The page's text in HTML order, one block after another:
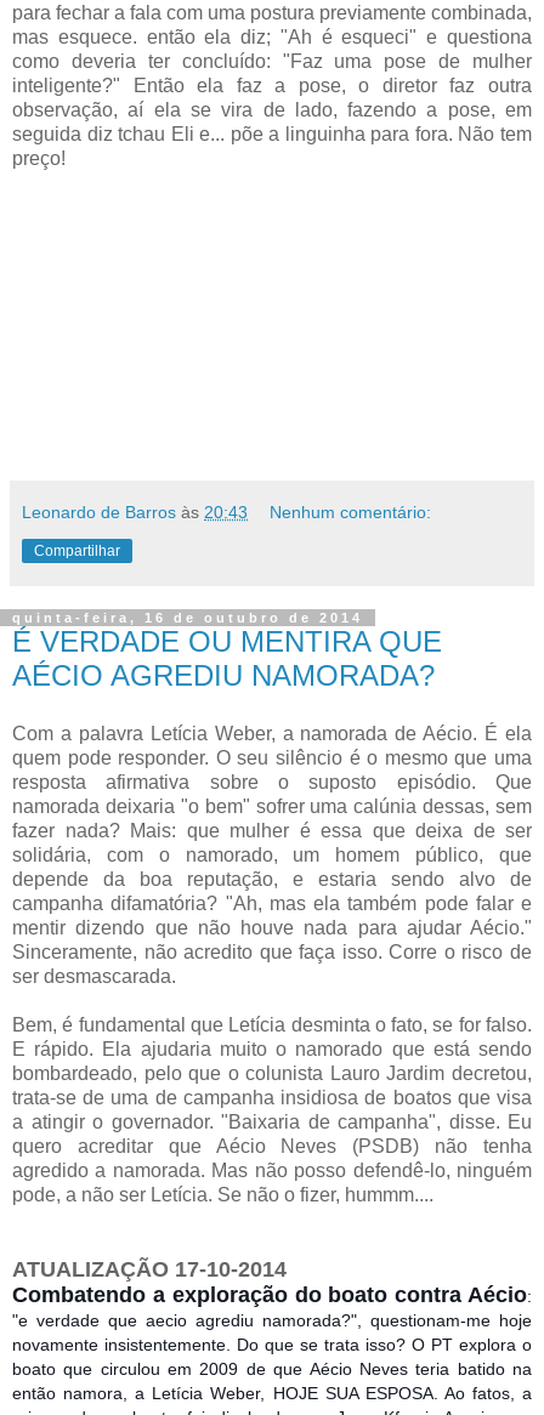
para fechar a fala com uma postura previamente combinada,
mas esquece. então ela diz; "Ah é esqueci" e questiona
como deveria ter concluído: "Faz uma pose de mulher
inteligente?" Então ela faz a pose, o diretor faz outra
observação, aí ela se vira de lado, fazendo a pose, em
seguida diz tchau Eli e... põe a linguinha para fora. Não tem
preço!
Leonardo de Barros às 20:43 Nenhum comentário:
Compartilhar
quinta-feira, 16 de outubro de 2014
É VERDADE OU MENTIRA QUE
AÉCIO AGREDIU NAMORADA?
Com a palavra Letícia Weber, a namorada de Aécio. É ela
quem pode responder. O seu silêncio é o mesmo que uma
resposta afirmativa sobre o suposto episódio. Que
namorada deixaria "o bem" sofrer uma calúnia dessas, sem
fazer nada? Mais: que mulher é essa que deixa de ser
solidária, com o namorado, um homem público, que
depende da boa reputação, e estaria sendo alvo de
campanha difamatória? "Ah, mas ela também pode falar e
mentir dizendo que não houve nada para ajudar Aécio."
Sinceramente, não acredito que faça isso. Corre o risco de
ser desmascarada.
Bem, é fundamental que Letícia desminta o fato, se for falso.
E rápido. Ela ajudaria muito o namorado que está sendo
bombardeado, pelo que o colunista Lauro Jardim decretou,
trata-se de uma de campanha insidiosa de boatos que visa
a atingir o governador. "Baixaria de campanha", disse. Eu
quero acreditar que Aécio Neves (PSDB) não tenha
agredido a namorada. Mas não posso defendê-lo, ninguém
pode, a não ser Letícia. Se não o fizer, hummm....
ATUALIZAÇÃO 17-10-2014
Combatendo a exploração do boato contra Aécio:
"e verdade que aecio agrediu namorada?", questionam-me hoje
novamente insistentemente. Do que se trata isso? O PT explora o
boato que circulou em 2009 de que Aécio Neves teria batido na
então namora, a Letícia Weber, HOJE SUA ESPOSA. Ao fatos, a